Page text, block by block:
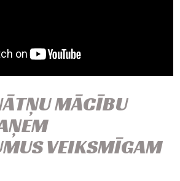
MĀCĪBU
VEIKSMĪGAM